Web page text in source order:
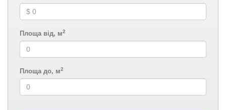
Площа від, м2
Площа до, м2